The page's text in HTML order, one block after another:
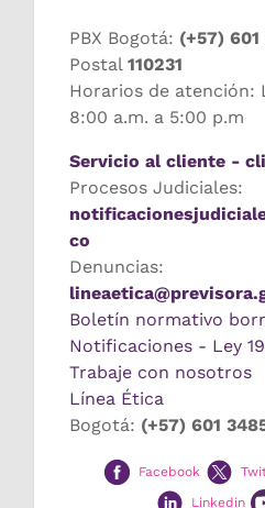
PBX Bogotá: (+57)
Postal 110231
Horarios de atención:
8:00 a.m. a 5:00 p.m
Servicio al cliente -
Procesos Judiciales:
co
Denuncias:
Boletín normativo
Notificaciones - Ley
Trabaje con nosotros
Línea Ética
Bogotá: (+57) 601
Facebook
Linkedin